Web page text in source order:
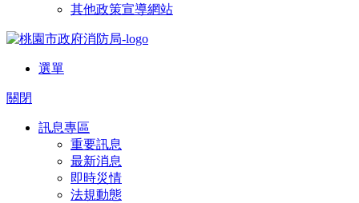
其他政策宣導網站
選單
關閉
訊息專區
重要訊息
最新消息
即時災情
法規動態